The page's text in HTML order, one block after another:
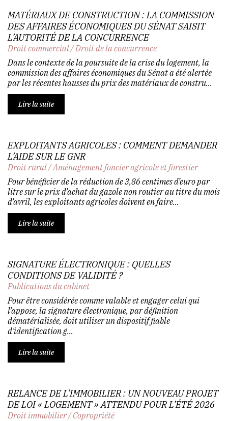
MATÉRIAUX DE CONSTRUCTION : LA COMMISSION
DES AFFAIRES ÉCONOMIQUES DU SÉNAT SAISIT
L’AUTORITÉ DE LA CONCURRENCE
Droit commercial/Droit de la concurrence
Dans le contexte de la poursuite de la crise du logement, la
commission des affaires économiques du Sénat a été alertée
par les récentes hausses du prix des matériaux de constru...
Lire la suite
EXPLOITANTS AGRICOLES : COMMENT DEMANDER
L’AIDE SUR LE GNR
Droit rural/Aménagement foncier agricole et forestier
Pour bénéficier de la réduction de 3,86 centimes d’euro par
litre sur le prix d’achat du gazole non routier au titre du mois
d’avril, les exploitants agricoles doivent en faire...
Lire la suite
SIGNATURE ÉLECTRONIQUE : QUELLES
CONDITIONS DE VALIDITÉ ?
Publications du cabinet
Pour être considérée comme valable et engager celui qui
l’appose, la signature électronique, par définition
dématérialisée, doit utiliser un dispositif fiable
d'identification g...
Lire la suite
RELANCE DE L’IMMOBILIER : UN NOUVEAU PROJET
DE LOI « LOGEMENT » ATTENDU POUR L’ÉTÉ 2026
Droit immobilier/Copropriété